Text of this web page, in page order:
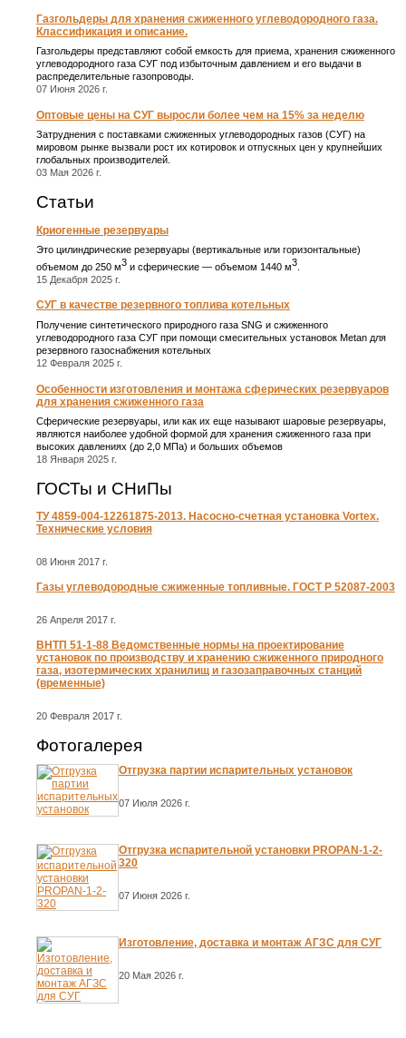
Газгольдеры для хранения сжиженного углеводородного газа.
Классификация и описание.
Газгольдеры представляют собой емкость для приема, хранения сжиженного
углеводородного газа СУГ под избыточным давлением и его выдачи в
распределительные газопроводы.
07 Июня 2026 г.
Оптовые цены на СУГ выросли более чем на 15% за неделю
Затруднения с поставками сжиженных углеводородных газов (СУГ) на
мировом рынке вызвали рост их котировок и отпускных цен у крупнейших
глобальных производителей.
03 Мая 2026 г.
Статьи
Криогенные резервуары
Это цилиндрические резервуары (вертикальные или горизонтальные)
объемом до 250 м3 и сферические ― объемом 1440 м3
15 Декабря 2025 г.
СУГ в качестве резервного топлива котельных
Получение синтетического природного газа SNG и сжиженного
углеводородного газа СУГ при помощи смесительных установок Metan для
резервного газоснабжения котельных
12 Февраля 2025 г.
Особенности изготовления и монтажа сферических резервуаров
для хранения сжиженного газа
Сферические резервуары, или как их еще называют шаровые резервуары,
являются наиболее удобной формой для хранения сжиженного газа при
высоких давлениях (до 2,0 МПа) и больших объемов
18 Января 2025 г.
ГОСТы и СНиПы
ТУ 4859-004-12261875-2013. Насосно-счетная установка Vortex.
Технические условия
08 Июня 2017 г.
Газы углеводородные сжиженные топливные. ГОСТ Р 52087-2003
26 Апреля 2017 г.
ВНТП 51-1-88 Ведомственные нормы на проектирование
установок по производству и хранению сжиженного природного
газа, изотермических хранилищ и газозаправочных станций
(временные)
20 Февраля 2017 г.
Фотогалерея
Отгрузка партии испарительных установок
07 Июля 2026 г.
Отгрузка испарительной установки PROPAN-1-2-
320
07 Июня 2026 г.
Изготовление, доставка и монтаж АГЗС для СУГ
20 Мая 2026 г.